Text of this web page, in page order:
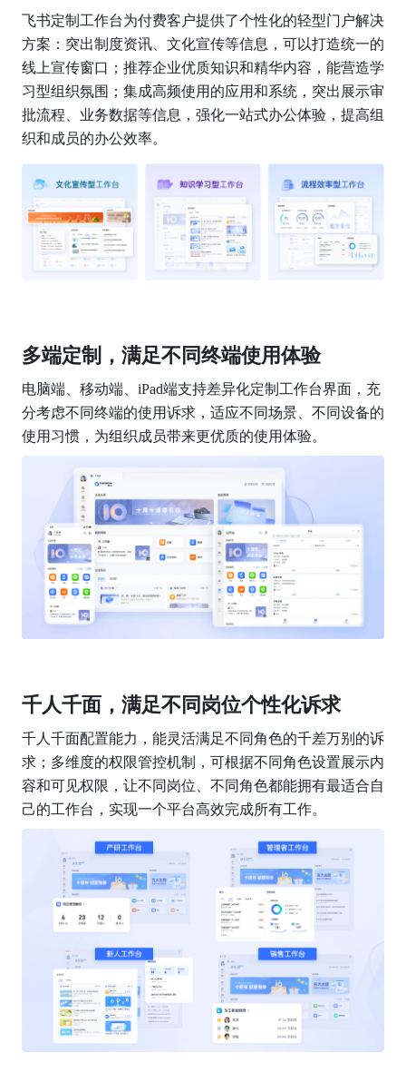
飞书定制工作台为付费客户提供了个性化的轻型门户解决
方案：突出制度资讯、文化宣传等信息，可以打造统一的
线上宣传窗口；推荐企业优质知识和精华内容，能营造学
习型组织氛围；集成高频使用的应用和系统，突出展示审
批流程、业务数据等信息，强化一站式办公体验，提高组
织和成员的办公效率。
多端定制，满足不同终端使用体验
电脑端、移动端、iPad端支持差异化定制工作台界面，充
分考虑不同终端的使用诉求，适应不同场景、不同设备的
使用习惯，为组织成员带来更优质的使用体验。
千人千面，满足不同岗位个性化诉求
千人千面配置能力，能灵活满足不同角色的千差万别的诉
求；多维度的权限管控机制，可根据不同角色设置展示内
容和可见权限，让不同岗位、不同角色都能拥有最适合自
己的工作台，实现一个平台高效完成所有工作。